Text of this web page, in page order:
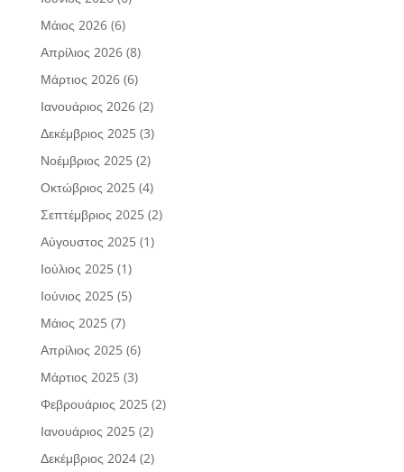
Μάιος 2026(6)
Απρίλιος 2026(8)
Μάρτιος 2026(6)
Ιανουάριος 2026(2)
Δεκέμβριος 2025(3)
Νοέμβριος 2025(2)
Οκτώβριος 2025(4)
Σεπτέμβριος 2025(2)
Αύγουστος 2025(1)
Ιούλιος 2025(1)
Ιούνιος 2025(5)
Μάιος 2025(7)
Απρίλιος 2025(6)
Μάρτιος 2025(3)
Φεβρουάριος 2025(2)
Ιανουάριος 2025(2)
Δεκέμβριος 2024(2)